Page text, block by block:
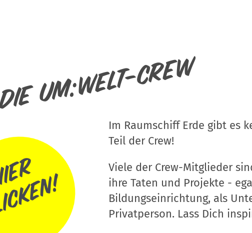
Die um:welt-Crew
Im Raumschiff Erde gibt es
Teil der Crew!
Viele der Crew-Mitglieder
ihre Taten und Projekte -
Bildungseinrichtung, als
Privatperson. Lass Dich